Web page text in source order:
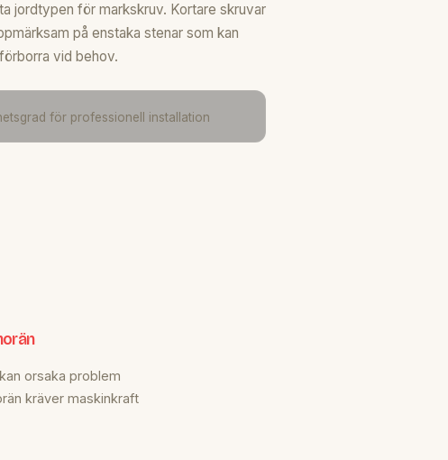
jordtypen för markskruv. Kortare skruvar
på enstaka stenar som kan
vid behov.
för professionell installation
orsaka problem
kräver maskinkraft